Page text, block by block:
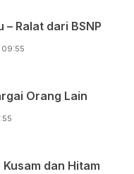
Ralat dari BSNP
Orang Lain
dan Hitam